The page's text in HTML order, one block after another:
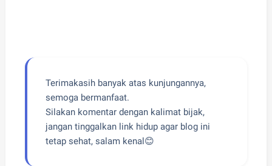
Terimakasih banyak atas kunjungannya,
semoga bermanfaat.
Silakan komentar dengan kalimat bijak,
jangan tinggalkan link hidup agar blog ini
tetap sehat, salam kenal😊